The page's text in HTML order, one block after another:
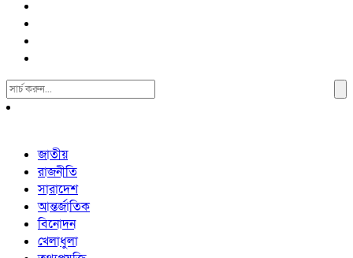
Search
For:
জাতীয়
রাজনীতি
সারাদেশ
আন্তর্জাতিক
বিনোদন
খেলাধুলা